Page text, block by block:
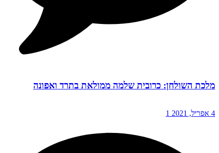
מלכת השולחן: כרובית שלמה ממולאת בתרד ואפונה
4 אפריל, 2021 1